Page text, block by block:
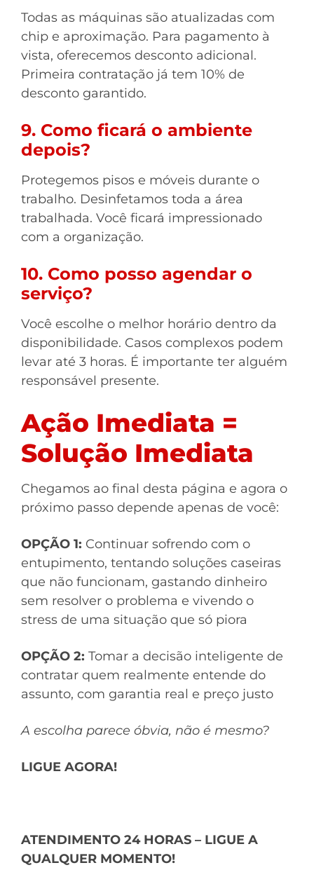
Todas as máquinas são atualizadas com
chip e aproximação. Para pagamento à
vista, oferecemos desconto adicional.
Primeira contratação já tem 10% de
desconto garantido.
9. Como ficará o ambiente
depois?
Protegemos pisos e móveis durante o
trabalho. Desinfetamos toda a área
trabalhada. Você ficará impressionado
com a organização.
10. Como posso agendar o
serviço?
Você escolhe o melhor horário dentro da
disponibilidade. Casos complexos podem
levar até 3 horas. É importante ter alguém
responsável presente.
Ação Imediata =
Solução Imediata
Chegamos ao final desta página e agora o
próximo passo depende apenas de você:
OPÇÃO 1: Continuar sofrendo com o
entupimento, tentando soluções caseiras
que não funcionam, gastando dinheiro
sem resolver o problema e vivendo o
stress de uma situação que só piora
OPÇÃO 2: Tomar a decisão inteligente de
contratar quem realmente entende do
assunto, com garantia real e preço justo
A escolha parece óbvia, não é mesmo?
LIGUE AGORA!
ATENDIMENTO 24 HORAS – LIGUE A
QUALQUER MOMENTO!